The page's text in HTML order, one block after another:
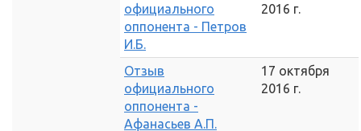
официального
оппонента - Петров
И.Б.
2016 г.
Отзыв
официального
оппонента -
Афанасьев А.П.
17 октября
2016 г.